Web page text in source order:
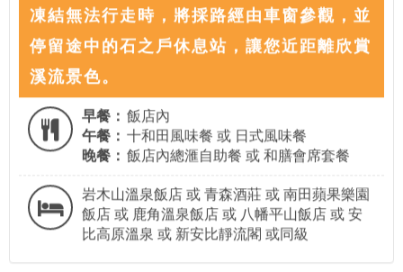
凍結無法行走時，將採路經由車窗參觀，並
停留途中的石之戶休息站，讓您近距離欣賞
溪流景色。
早餐： 飯店內
午餐： 十和田風味餐 或 日式風味餐
晚餐： 飯店內總滙自助餐 或 和膳會席套餐
岩木山溫泉飯店 或 青森酒莊 或 南田蘋果樂園
飯店 或 鹿角溫泉飯店 或 八幡平山飯店 或 安
比高原溫泉 或 新安比靜流閣 或同級